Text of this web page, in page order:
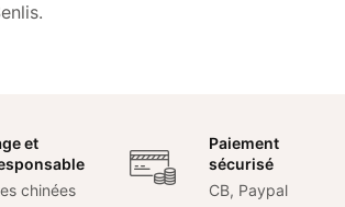
et
chinées
Paiement
sécurisé
CB, Paypal